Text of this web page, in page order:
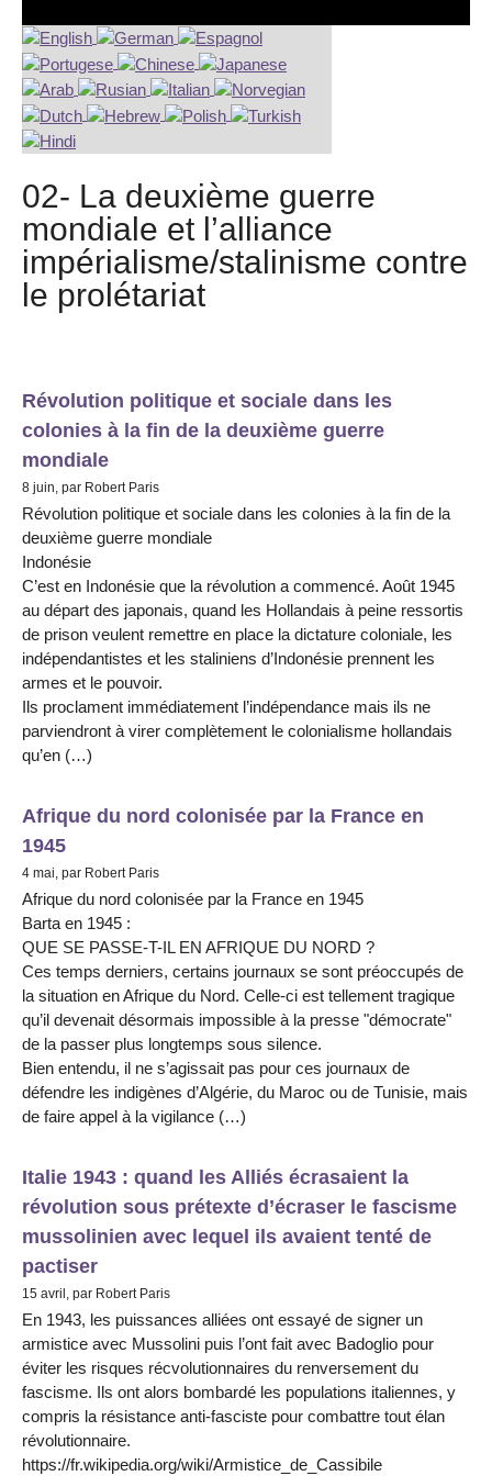
02- La deuxième guerre
mondiale et l’alliance
impérialisme/stalinisme contre
le prolétariat
Révolution politique et sociale dans les
colonies à la fin de la deuxième guerre
mondiale
8 juin, par Robert Paris
Révolution politique et sociale dans les colonies à la fin de la
deuxième guerre mondiale
Indonésie
C’est en Indonésie que la révolution a commencé. Août 1945
au départ des japonais, quand les Hollandais à peine ressortis
de prison veulent remettre en place la dictature coloniale, les
indépendantistes et les staliniens d’Indonésie prennent les
armes et le pouvoir.
Ils proclament immédiatement l’indépendance mais ils ne
parviendront à virer complètement le colonialisme hollandais
qu’en (…)
Afrique du nord colonisée par la France en
1945
4 mai, par Robert Paris
Afrique du nord colonisée par la France en 1945
Barta en 1945 :
QUE SE PASSE-T-IL EN AFRIQUE DU NORD ?
Ces temps derniers, certains journaux se sont préoccupés de
la situation en Afrique du Nord. Celle-ci est tellement tragique
qu’il devenait désormais impossible à la presse "démocrate"
de la passer plus longtemps sous silence.
Bien entendu, il ne s’agissait pas pour ces journaux de
défendre les indigènes d’Algérie, du Maroc ou de Tunisie, mais
de faire appel à la vigilance (…)
Italie 1943 : quand les Alliés écrasaient la
révolution sous prétexte d’écraser le fascisme
mussolinien avec lequel ils avaient tenté de
pactiser
15 avril, par Robert Paris
En 1943, les puissances alliées ont essayé de signer un
armistice avec Mussolini puis l’ont fait avec Badoglio pour
éviter les risques récvolutionnaires du renversement du
fascisme. Ils ont alors bombardé les populations italiennes, y
compris la résistance anti-fasciste pour combattre tout élan
révolutionnaire.
https://fr.wikipedia.org/wiki/Armistice_de_Cassibile